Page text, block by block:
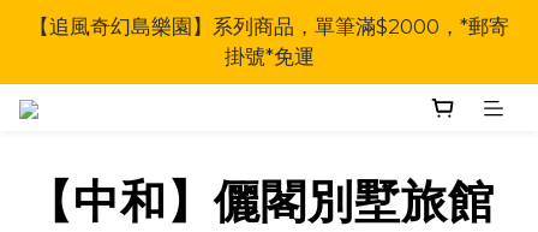
【追風奇幻島樂園】系列商品，單筆滿$2000，*郵寄
掛號*免運
【中和】儷閣別墅旅館